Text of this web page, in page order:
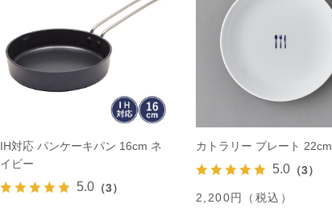
IH対応 パンケーキパン 16cm ネ
イビー
5.0 （3）
カトラリー プレート 22cm
5.0 （3）
2,200円（税込）